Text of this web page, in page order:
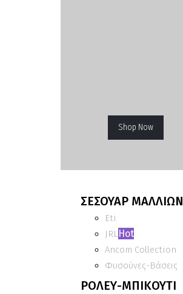
Shop Now
ΣΕΣΟΥΑΡ ΜΑΛΛΙΩΝ
Eti
JRL Hot
Ancom Collection
Φυσούνες-Βάσεις
ΡΟΛΕΥ-ΜΠΙΚΟΥΤΙ